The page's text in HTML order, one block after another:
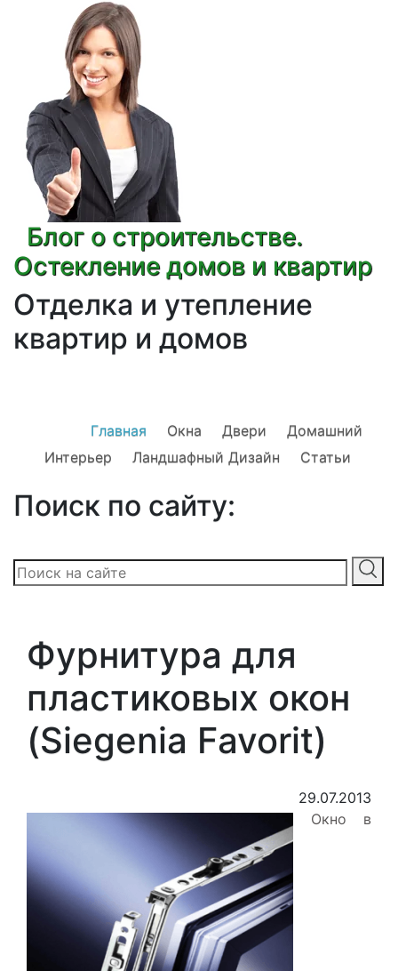
Блог о строительстве.
Остекление домов и квартир
Отделка и утепление
квартир и домов
Главная Окна Двери
Домашний
Интерьер
Ландшафный Дизайн Статьи
Поиск по сайту:
Фурнитура для
пластиковых окон
(Siegenia Favorit)
29.07.2013
Окно в